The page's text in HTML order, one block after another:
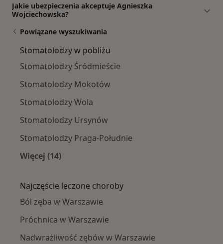
Jakie ubezpieczenia akceptuje Agnieszka
Wojciechowska?
Powiązane wyszukiwania
Stomatolodzy w pobliżu
Stomatolodzy Śródmieście
Stomatolodzy Mokotów
Stomatolodzy Wola
Stomatolodzy Ursynów
Stomatolodzy Praga-Południe
Więcej (14)
Najczęście leczone choroby
Ból zęba w Warszawie
Próchnica w Warszawie
Nadwrażliwość zębów w Warszawie